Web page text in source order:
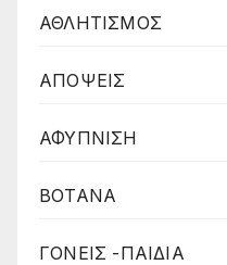
ΑΘΛΗΤΙΣΜΟΣ
ΑΠΟΨΕΙΣ
ΑΦΥΠΝΙΣΗ
ΒΟΤΑΝΑ
ΓΟΝΕΙΣ -ΠΑΙΔΙΑ